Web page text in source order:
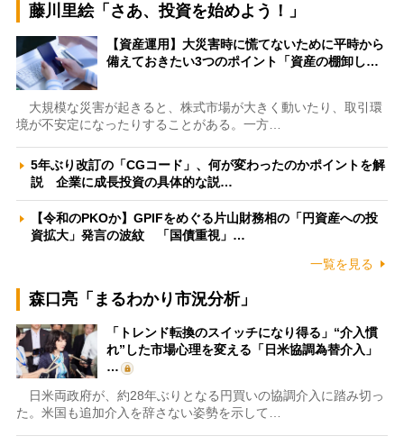
藤川里絵「さあ、投資を始めよう！」
【資産運用】大災害時に慌てないために平時から
備えておきたい3つのポイント「資産の棚卸し…
大規模な災害が起きると、株式市場が大きく動いたり、取引環
境が不安定になったりすることがある。一方…
5年ぶり改訂の「CGコード」、何が変わったのかポイントを解
説 企業に成長投資の具体的な説…
【令和のPKOか】GPIFをめぐる片山財務相の「円資産への投
資拡大」発言の波紋 「国債重視」…
一覧を見る
森口亮「まるわかり市況分析」
「トレンド転換のスイッチになり得る」“介入慣
れ”した市場心理を変える「日米協調為替介入」
…
日米両政府が、約28年ぶりとなる円買いの協調介入に踏み切っ
た。米国も追加介入を辞さない姿勢を示して…